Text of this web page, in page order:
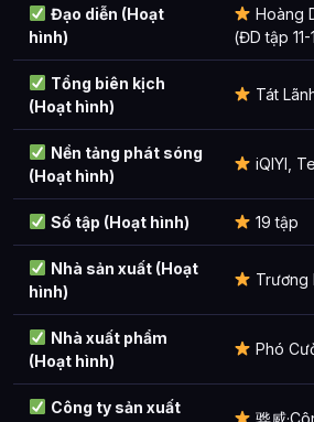
Đạo diễn (Hoạt
hình)
Hoàng
(ĐD tập
Tổng biên kịch
(Hoạt hình)
Tát
Nền tảng phát sóng
(Hoạt hình)
iQIYI,
Số tập (Hoạt hình) 19 tập
Nhà sản xuất (Hoạt
hình)
Trương
Nhà xuất phẩm
(Hoạt hình)
Phó
Công ty sản xuất
骅威